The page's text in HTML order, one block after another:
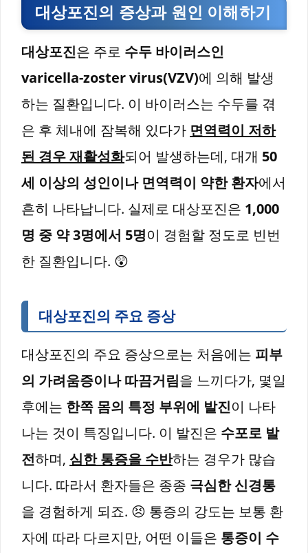
대상포진의 증상과 원인 이해하기
대상포진은 주로 수두 바이러스인
varicella-zoster virus(VZV)에 의해 발생
하는 질환입니다. 이 바이러스는 수두를 겪
은 후 체내에 잠복해 있다가 면역력이 저하
된 경우 재활성화되어 발생하는데, 대개 50
세 이상의 성인이나 면역력이 약한 환자에서
흔히 나타납니다. 실제로 대상포진은 1,000
명 중 약 3명에서 5명이 경험할 정도로 빈번
한 질환입니다. 😲
대상포진의 주요 증상
대상포진의 주요 증상으로는 처음에는 피부
의 가려움증이나 따끔거림을 느끼다가, 몇일
후에는 한쪽 몸의 특정 부위에 발진이 나타
나는 것이 특징입니다. 이 발진은 수포로 발
전하며, 심한 통증을 수반하는 경우가 많습
니다. 따라서 환자들은 종종 극심한 신경통
을 경험하게 되죠. 😣 통증의 강도는 보통 환
자에 따라 다르지만, 어떤 이들은 통증이 수